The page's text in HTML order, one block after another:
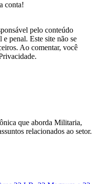
conta!
pelo conteúdo
penal. Este site não se
Ao comentar, você
que aborda Militaria,
relacionados ao setor.